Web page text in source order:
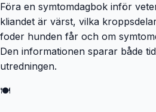
Föra en symtomdagbok inför
kliandet är värst, vilka
foder hunden får och om
Den informationen sparar både
utredningen.
🍽️